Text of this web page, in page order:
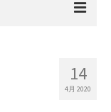
14
4月 2020